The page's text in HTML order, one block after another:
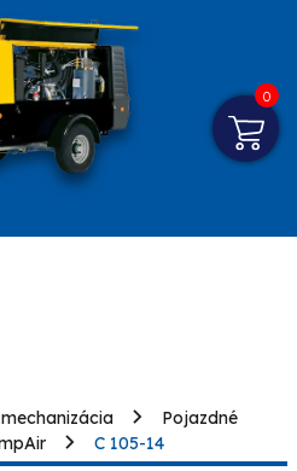
0
Pojazdné
C 105-14